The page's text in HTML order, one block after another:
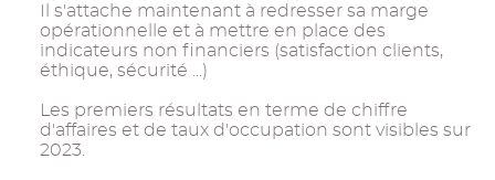
Il s'attache maintenant à redresser sa marge
opérationnelle et à mettre en place des
indicateurs non financiers (satisfaction clients,
éthique, sécurité ...)
Les premiers résultats en terme de chiffre
d'affaires et de taux d'occupation sont visibles sur
2023.